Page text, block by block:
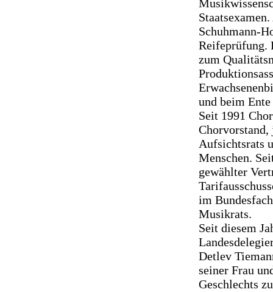
Schuhmann-
Reifeprüfung.
zum
und beim
Seit 1991
Aufsichtsrats
Menschen.
gewählter
im
Musikrats.
Seit diesem
Detlev
seiner Frau
Geschlechts